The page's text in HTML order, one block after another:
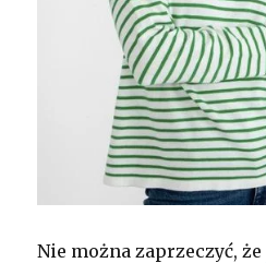
Nie można zaprzeczyć, że